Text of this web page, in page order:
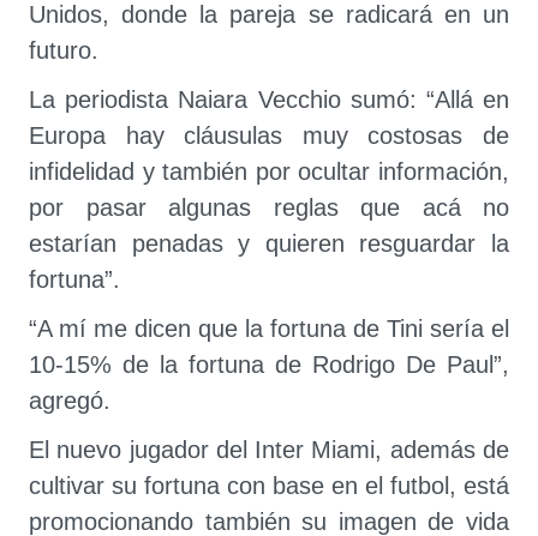
Unidos, donde la pareja se radicará en un
futuro.
La periodista Naiara Vecchio sumó: “Allá en
Europa hay cláusulas muy costosas de
infidelidad y también por ocultar información,
por pasar algunas reglas que acá no
estarían penadas y quieren resguardar la
fortuna”.
“A mí me dicen que la fortuna de Tini sería el
10-15% de la fortuna de Rodrigo De Paul”,
agregó.
El nuevo jugador del Inter Miami, además de
cultivar su fortuna con base en el futbol, está
promocionando también su imagen de vida